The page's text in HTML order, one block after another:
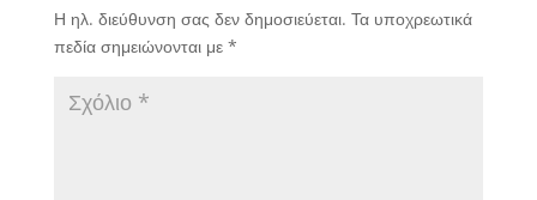
Η ηλ. διεύθυνση σας δεν δημοσιεύεται. Τα υποχρεωτικά
πεδία σημειώνονται με *